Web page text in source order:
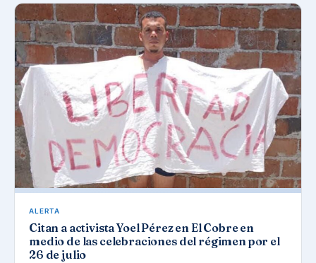
ALERTA
Citan a activista Yoel Pérez en El Cobre en
medio de las celebraciones del régimen por el
26 de julio